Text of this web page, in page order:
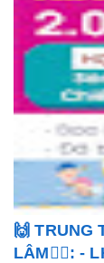
🙌 TRUNG
LÂM🏊‍♂️: -